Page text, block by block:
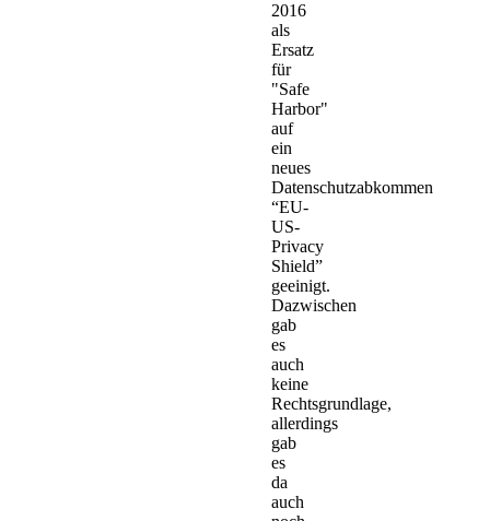
2016
als
Ersatz
für
"Safe
Harbor"
auf
ein
neues
Datenschutzabkommen
“EU-
US-
Privacy
Shield”
geeinigt.
Dazwischen
gab
es
auch
keine
Rechtsgrundlage,
allerdings
gab
es
da
auch